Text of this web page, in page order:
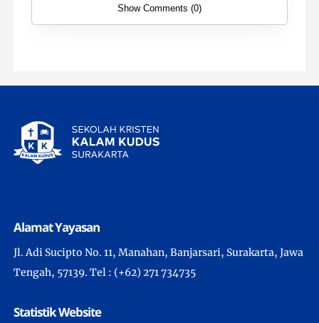
Show Comments (0)
Alamat Yayasan
Jl. Adi Sucipto No. 11, Manahan, Banjarsari, Surakarta, Jawa
Tengah, 57139. Tel : (+62) 271 734735
Statistik Website